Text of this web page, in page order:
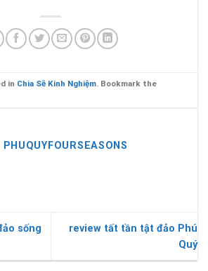
in Chia Sẽ Kinh Nghiệm. Bookmark the
PHUQUYFOURSEASONS
sống
review tất tần tật đảo Phú
Quý